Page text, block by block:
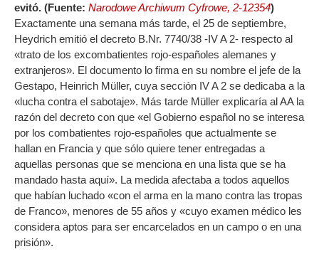
evitó. (Fuente: Narodowe Archiwum Cyfrowe, 2-12354)
Exactamente una semana más tarde, el 25 de septiembre,
Heydrich emitió el decreto B.Nr. 7740/38 -IV A 2- respecto al
«trato de los excombatientes rojo-españoles alemanes y
extranjeros». El documento lo firma en su nombre el jefe de la
Gestapo, Heinrich Müller, cuya sección IV A 2 se dedicaba a la
«lucha contra el sabotaje». Más tarde Müller explicaría al AA la
razón del decreto con que «el Gobierno español no se interesa
por los combatientes rojo-españoles que actualmente se
hallan en Francia y que sólo quiere tener entregadas a
aquellas personas que se menciona en una lista que se ha
mandado hasta aquí». La medida afectaba a todos aquellos
que habían luchado «con el arma en la mano contra las tropas
de Franco», menores de 55 años y «cuyo examen médico les
considera aptos para ser encarcelados en un campo o en una
prisión».